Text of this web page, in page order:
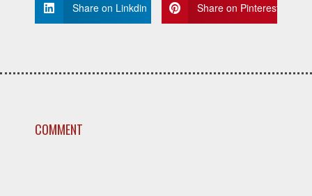
Share on Linkdin Share on Pinterest
COMMENT